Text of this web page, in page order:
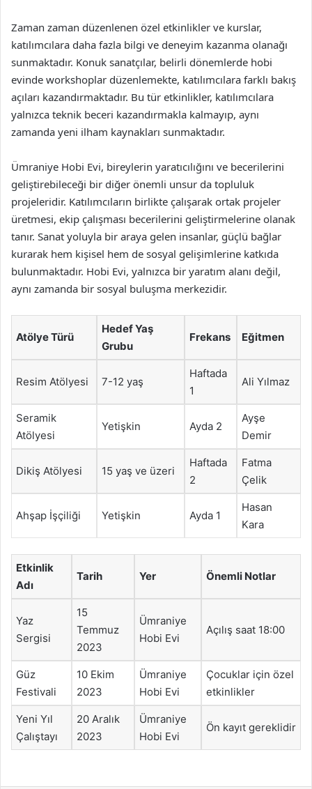
Zaman zaman düzenlenen özel etkinlikler ve kurslar,
katılımcılara daha fazla bilgi ve deneyim kazanma olanağı
sunmaktadır. Konuk sanatçılar, belirli dönemlerde hobi
evinde workshoplar düzenlemekte, katılımcılara farklı bakış
açıları kazandırmaktadır. Bu tür etkinlikler, katılımcılara
yalnızca teknik beceri kazandırmakla kalmayıp, aynı
zamanda yeni ilham kaynakları sunmaktadır.
Ümraniye Hobi Evi, bireylerin yaratıcılığını ve becerilerini
geliştirebileceği bir diğer önemli unsur da topluluk
projeleridir. Katılımcıların birlikte çalışarak ortak projeler
üretmesi, ekip çalışması becerilerini geliştirmelerine olanak
tanır. Sanat yoluyla bir araya gelen insanlar, güçlü bağlar
kurarak hem kişisel hem de sosyal gelişimlerine katkıda
bulunmaktadır. Hobi Evi, yalnızca bir yaratım alanı değil,
aynı zamanda bir sosyal buluşma merkezidir.
Atölye Türü
Hedef Yaş
Grubu
Frekans Eğitmen
Resim Atölyesi 7-12 yaş
Haftada
1
Ali Yılmaz
Seramik
Atölyesi
Yetişkin Ayda 2
Ayşe
Demir
Dikiş Atölyesi 15 yaş ve üzeri
Haftada
2
Fatma
Çelik
Ahşap İşçiliği Yetişkin Ayda 1
Hasan
Kara
Etkinlik
Adı
Tarih Yer Önemli Notlar
Yaz
Sergisi
15
Temmuz
2023
Ümraniye
Hobi Evi
Açılış saat 18:00
Güz
Festivali
10 Ekim
2023
Ümraniye
Hobi Evi
Çocuklar için özel
etkinlikler
Yeni Yıl
Çalıştayı
20 Aralık
2023
Ümraniye
Hobi Evi
Ön kayıt gereklidir